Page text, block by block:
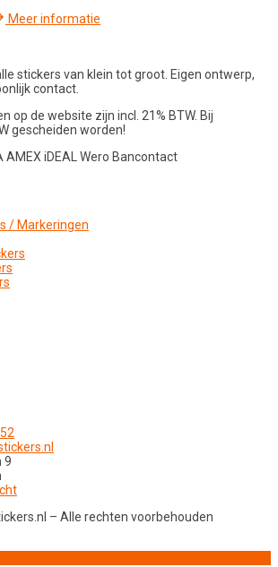
Meer informatie
stickers van klein tot groot. Eigen ontwerp,
contact.
op de website zijn incl. 21% BTW. Bij
gescheiden worden!
AMEXiDEALWero Bancontact
/ Markeringen
9
– Alle rechten voorbehouden